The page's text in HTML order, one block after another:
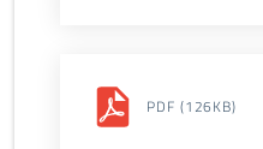
PDF (126KB)